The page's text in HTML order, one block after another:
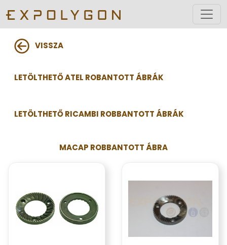
VISSZA
LETÖLTHETŐ ATEL ROBANTOTT ÁBRÁK
LETÖLTHETŐ RICAMBI ROBBANTOTT ÁBRÁK
MACAP ROBBANTOTT ÁBRA